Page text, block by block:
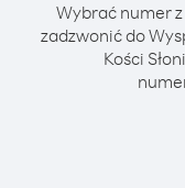
Wybrać numer
zadzwonić do
Kości